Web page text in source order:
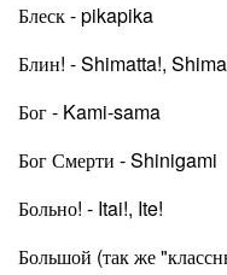
Блеск - pikapika
Блин! - Shimatta!,
Бог - Kami-sama
Бог Смерти - Shinigami
Больно! - Itai!, Ite!
Большой (так же